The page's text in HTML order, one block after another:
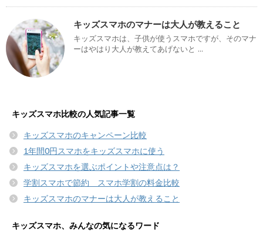
キッズスマホのマナーは大人が教えること
キッズスマホは、子供が使うスマホですが、そのマナ
ーはやはり大人が教えてあげないと ...
キッズスマホ比較の人気記事一覧
キッズスマホのキャンペーン比較
1年間0円スマホをキッズスマホに使う
キッズスマホを選ぶポイントや注意点は？
学割スマホで節約 スマホ学割の料金比較
キッズスマホのマナーは大人が教えること
キッズスマホ、みんなの気になるワード